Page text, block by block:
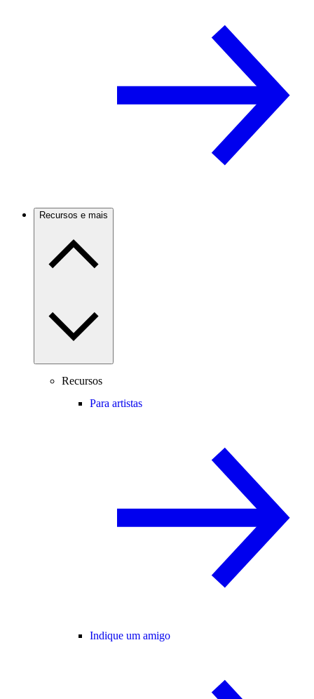
Recursos e mais
Recursos
Para artistas
Indique um amigo